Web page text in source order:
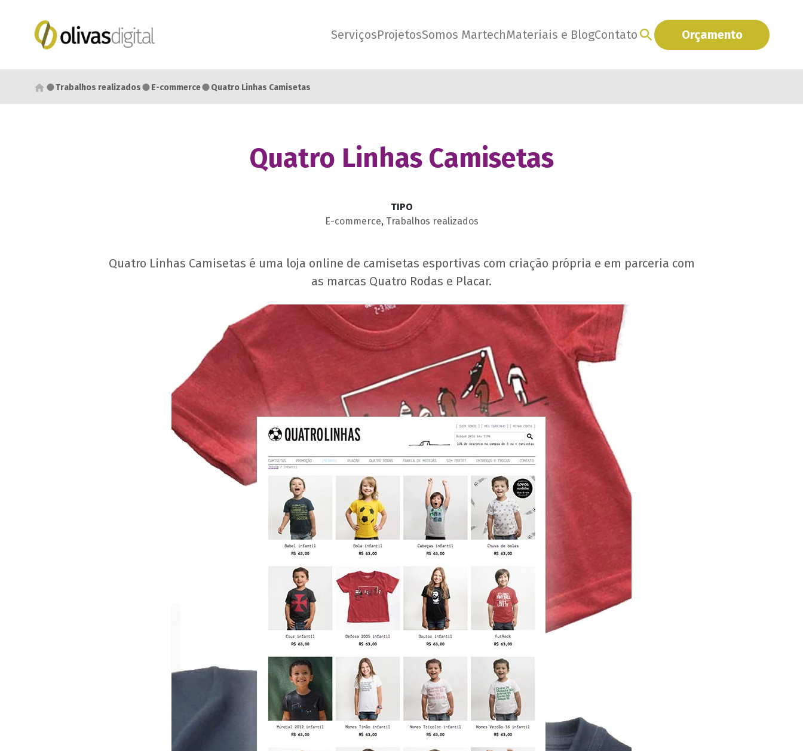
ServiçosProjetosSomos MartechMateriais e BlogContato Orçamento
●Trabalhos realizados●E-commerce●Quatro Linhas Camisetas
Quatro Linhas Camisetas
TIPO
E-commerce, Trabalhos realizados
Quatro Linhas Camisetas é uma loja online de camisetas esportivas com criação própria e em parceria com
as marcas Quatro Rodas e Placar.